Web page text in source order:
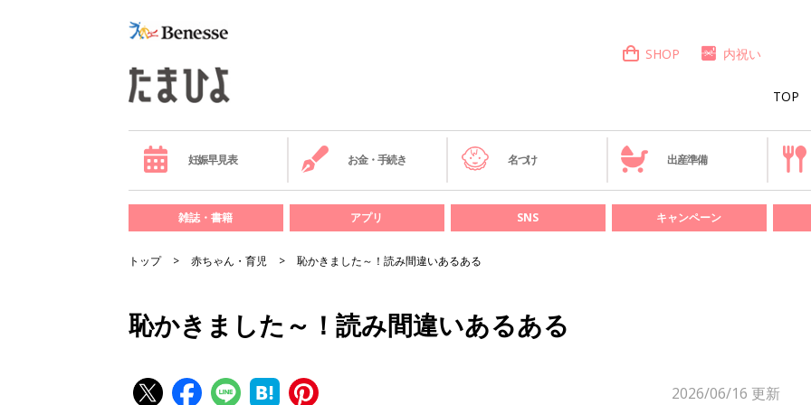
TOP
SHOP 内祝い
妊娠早見表 お金・手続き 名づけ 出産準備
雑誌・書籍 アプリ SNS キャンペーン
トップ 赤ちゃん・育児 恥かきました～！読み間違いあるある
恥かきました～！読み間違いあるある
2026/06/16 更新